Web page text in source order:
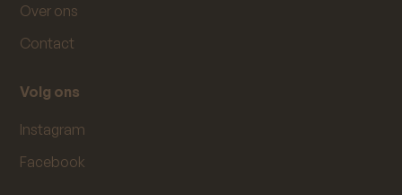
Over ons
Contact
Volg ons
Instagram
Facebook